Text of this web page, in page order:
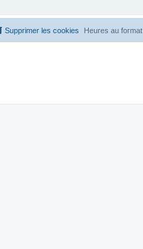
Heures au format
Supprimer les cookies